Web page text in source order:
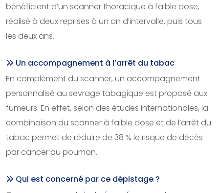
bénéficient d’un scanner thoracique à faible dose,
réalisé à deux reprises à un an d’intervalle, puis tous
les deux ans.
Un accompagnement à l’arrêt du tabac
En complément du scanner, un accompagnement
personnalisé au sevrage tabagique est proposé aux
fumeurs. En effet, selon des études internationales, la
combinaison du scanner à faible dose et de l’arrêt du
tabac permet de réduire de 38 % le risque de décès
par cancer du poumon.
Qui est concerné par ce dépistage ?